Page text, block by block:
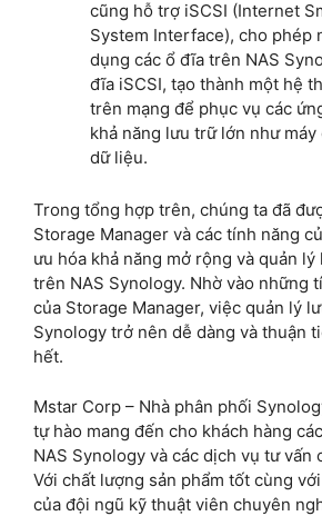
cũng hỗ trợ iSCSI (Internet
System Interface), cho phép
dụng các ổ đĩa trên NAS
đĩa iSCSI, tạo thành một hệ
trên mạng để phục vụ các
khả năng lưu trữ lớn như
dữ liệu.
Trong tổng hợp trên, chúng ta đã
Storage Manager và các tính năng
ưu hóa khả năng mở rộng và quản
trên NAS Synology. Nhờ vào những
của Storage Manager, việc quản lý
Synology trở nên dễ dàng và thuận
hết.
Mstar Corp – Nhà phân phối
tự hào mang đến cho khách hàng
NAS Synology và các dịch vụ tư vấn
Với chất lượng sản phẩm tốt cùng
của đội ngũ kỹ thuật viên chuyên